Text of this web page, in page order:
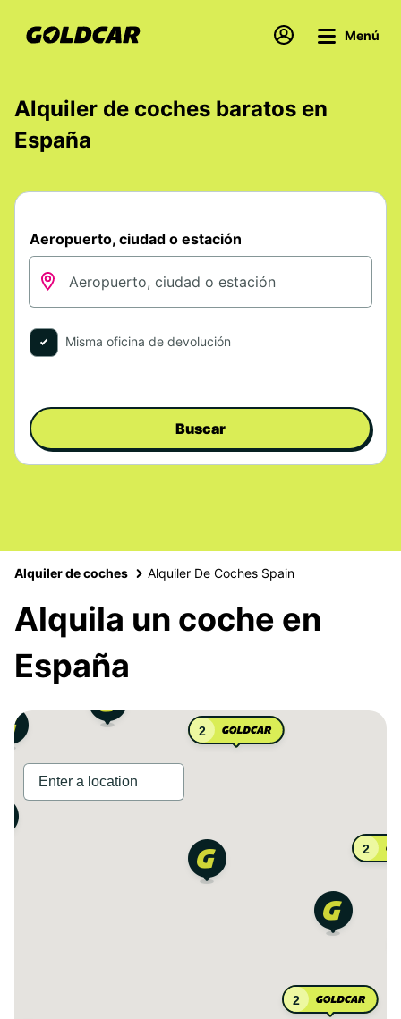
Menú
Alquiler de coches baratos en
España
Aeropuerto, ciudad o estación
Misma oficina de devolución
Buscar
Alquiler de coches Alquiler De Coches Spain
Alquila un coche en
España
2
2
2